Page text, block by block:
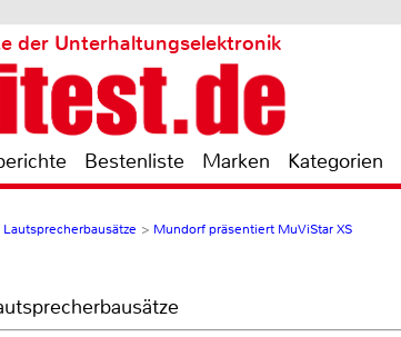
der Unterhaltungselektronik
Bestenliste Marken Kategorien
Lautsprecherbausätze > Mundorf präsentiert MuViStar XS